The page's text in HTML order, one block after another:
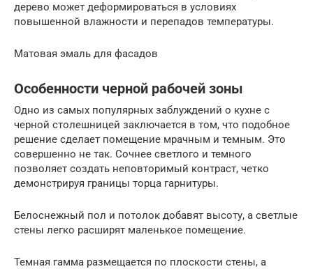
дерево может деформироваться в условиях
повышенной влажности и перепадов температуры.
Матовая эмаль для фасадов
Особенности черной рабочей зоны
Одно из самых популярных заблуждений о кухне с
черной столешницей заключается в том, что подобное
решение сделает помещение мрачным и темным. Это
совершенно не так. Сочнее светлого и темного
позволяет создать неповторимый контраст, четко
демонстрируя границы торца гарнитуры.
Белоснежный пол и потолок добавят высоту, а светлые
стены легко расширят маленькое помещение.
Темная гамма размещается по плоскости стены, а